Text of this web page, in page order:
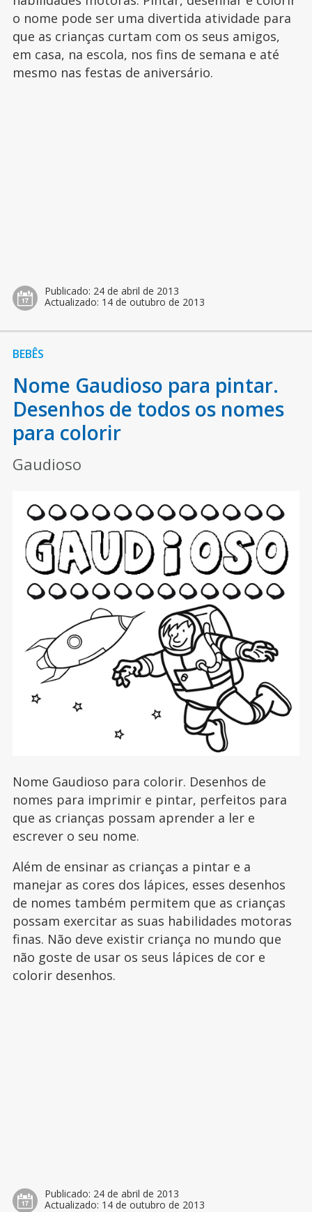
o nome pode ser uma divertida atividade para
que as crianças curtam com os seus amigos,
em casa, na escola, nos fins de semana e até
mesmo nas festas de aniversário.
Publicado: 24 de abril de 2013
Actualizado: 14 de outubro de 2013
BEBÊS
Nome Gaudioso para pintar.
Desenhos de todos os nomes
para colorir
Gaudioso
Nome Gaudioso para colorir. Desenhos de
nomes para imprimir e pintar, perfeitos para
que as crianças possam aprender a ler e
escrever o seu nome.
Além de ensinar as crianças a pintar e a
manejar as cores dos lápices, esses desenhos
de nomes também permitem que as crianças
possam exercitar as suas habilidades motoras
finas. Não deve existir criança no mundo que
não goste de usar os seus lápices de cor e
colorir desenhos.
Publicado: 24 de abril de 2013
Actualizado: 14 de outubro de 2013